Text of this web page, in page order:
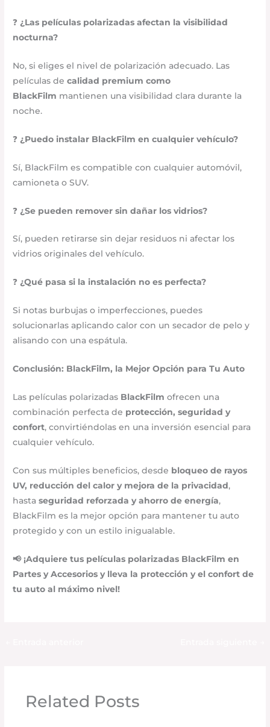
❓ ¿Las películas polarizadas afectan la visibilidad
nocturna?
No, si eliges el nivel de polarización adecuado. Las
películas decalidad premium como
BlackFilm mantienen una visibilidad clara durante la
noche.
❓ ¿Puedo instalar BlackFilm en cualquier vehículo?
Sí, BlackFilm es compatible con cualquier automóvil,
camioneta o SUV.
❓ ¿Se pueden remover sin dañar los vidrios?
Sí, pueden retirarse sin dejar residuos ni afectar los
vidrios originales del vehículo.
❓¿Qué pasa si la instalación no es perfecta?
Si notas burbujas o imperfecciones, puedes
solucionarlas aplicando calor con un secador de pelo y
alisando con una espátula.
Conclusión: BlackFilm, la Mejor Opción para Tu Auto
Las películas polarizadas BlackFilm ofrecen una
combinación perfecta de protección, seguridad y
confort, convirtiéndolas en una inversión esencial para
cualquier vehículo.
Con sus múltiples beneficios, desde bloqueo de rayos
UV, reducción del calor y mejora de la privacidad,
hastaseguridad reforzada y ahorro de energía,
BlackFilm es la mejor opción para mantener tu auto
protegido y con un estilo inigualable.
📢 ¡Adquiere tus películas polarizadas BlackFilm en
Partes y Accesorios y lleva la protección y el confort de
tu auto al máximo nivel!
Related Posts